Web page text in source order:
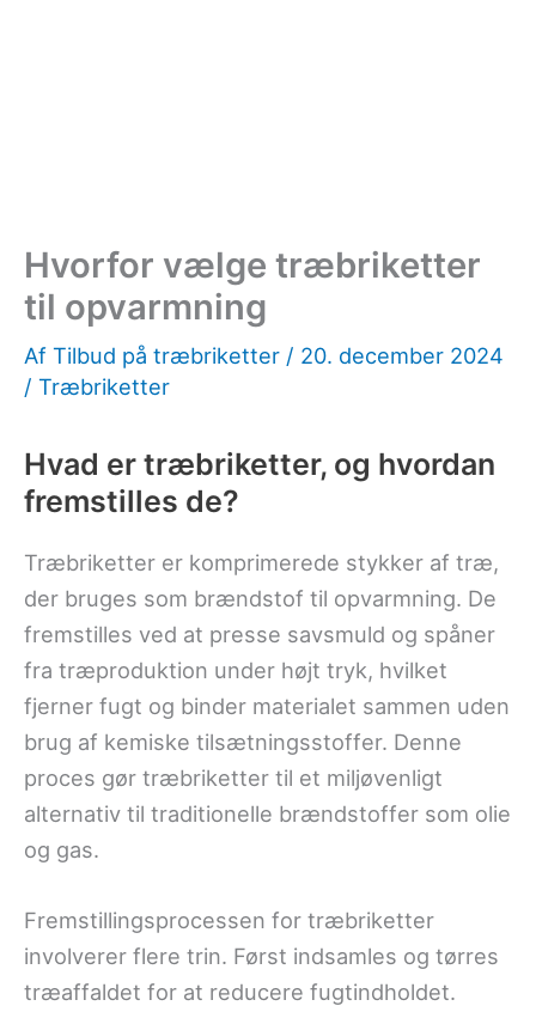
Hvorfor vælge træbriketter
til opvarmning
Af Tilbud på træbriketter / 20. december 2024
/ Træbriketter
Hvad er træbriketter, og hvordan
fremstilles de?
Træbriketter er komprimerede stykker af træ,
der bruges som brændstof til opvarmning. De
fremstilles ved at presse savsmuld og spåner
fra træproduktion under højt tryk, hvilket
fjerner fugt og binder materialet sammen uden
brug af kemiske tilsætningsstoffer. Denne
proces gør træbriketter til et miljøvenligt
alternativ til traditionelle brændstoffer som olie
og gas.
Fremstillingsprocessen for træbriketter
involverer flere trin. Først indsamles og tørres
træaffaldet for at reducere fugtindholdet.